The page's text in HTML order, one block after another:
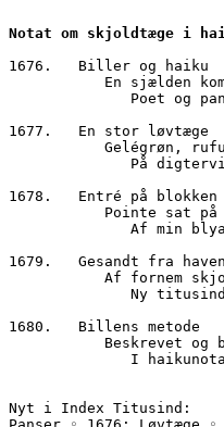
Notat om skjoldtæge i
1676.	Biller og haiku
En
Poet
1677.	En stor løvtæge
På
1678.	Entré på blokken
Pointe
Af
1679.	Gesandt fra haven
Af
Ny
1680.	Billens metode
Beskrevet
I
Nyt i Index Titusind: